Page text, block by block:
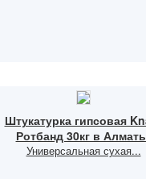
Штукатурка гипсовая
Ротбанд 30кг в
Универсальная сухая...